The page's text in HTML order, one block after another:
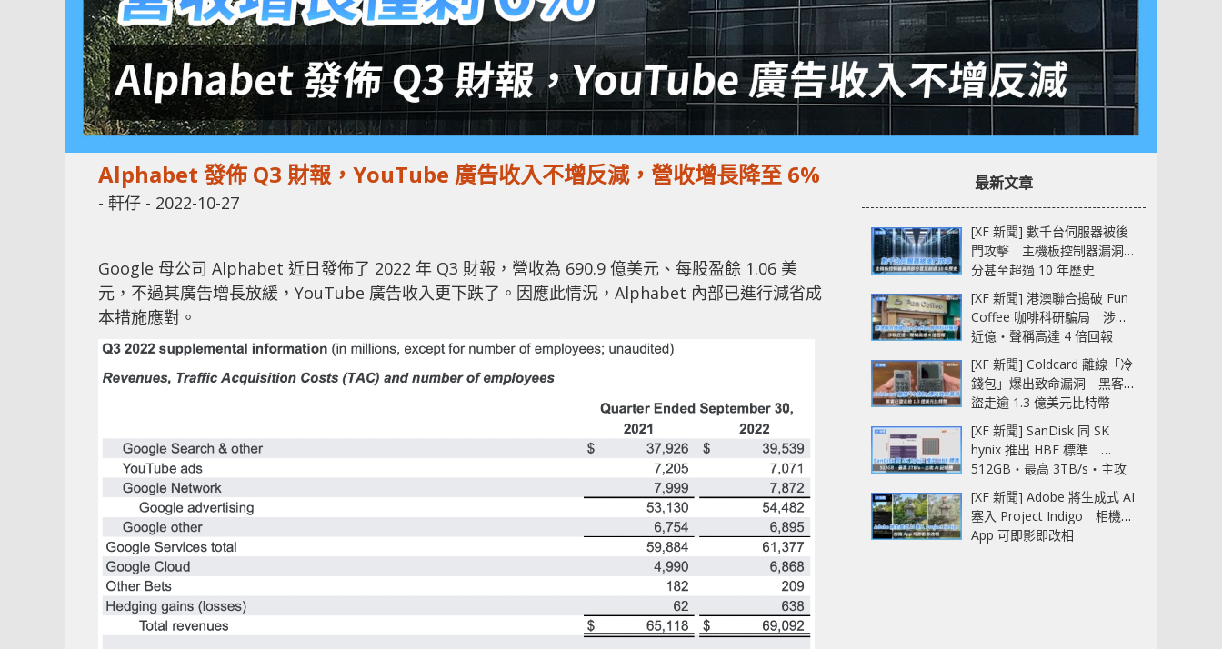
Alphabet 發佈 Q3 財報，YouTube 廣告收入不增反減，營收增長降至 6%
- 軒仔 - 2022-10-27
Google 母公司 Alphabet 近日發佈了 2022 年 Q3 財報，營收為 690.9 億美元、每股盈餘 1.06 美
元，不過其廣告增長放緩，YouTube 廣告收入更下跌了。因應此情況，Alphabet 內部已進行減省成
本措施應對。
最新文章
[XF 新聞] 數千台伺服器被後
門攻擊 主機板控制器漏洞部
分甚至超過 10 年歷史
[XF 新聞] 港澳聯合搗破 Fun
Coffee 咖啡科研騙局 涉款
近億‧聲稱高達 4 倍回報
[XF 新聞] Coldcard 離線「冷
錢包」爆出致命漏洞 黑客已
盜走逾 1.3 億美元比特幣
[XF 新聞] SanDisk 同 SK
hynix 推出 HBF 標準
512GB‧最高 3TB/s‧主攻
AI 記憶體
[XF 新聞] Adobe 將生成式 AI
塞入 Project Indigo 相機
App 可即影即改相